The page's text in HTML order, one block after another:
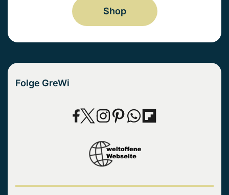
Shop
Folge GreWi